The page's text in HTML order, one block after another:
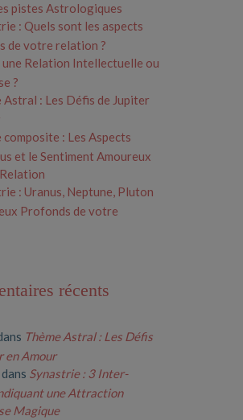
pistes Astrologiques
: Quels sont les aspects
de votre relation ?
une Relation Intellectuelle ou
?
Astral : Les Défis de Jupiter
composite : Les Aspects
et le Sentiment Amoureux
: Uranus, Neptune, Pluton
Profonds de votre
récents
Thème Astral : Les Défis
en Amour
Synastrie : 3 Inter-
une Attraction
Magique